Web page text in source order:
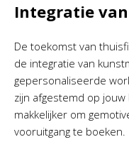
Integratie
De toekomst van
de integratie van
gepersonaliseerde
zijn afgestemd op
makkelijker om
vooruitgang te boeken.